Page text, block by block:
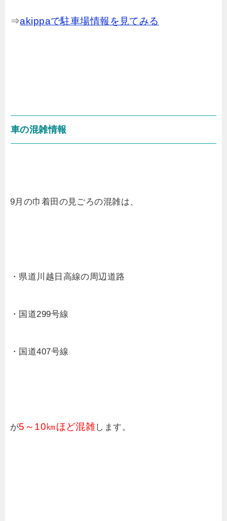
⇒akippaで駐車場情報を見てみる
車の混雑情報
9月の巾着田の見ごろの混雑は、
・県道川越日高線の周辺道路
・国道299号線
・国道407号線
が5～10㎞ほど混雑します。